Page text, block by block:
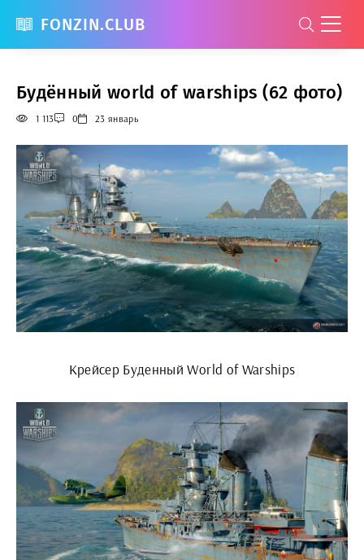
FONZIN.CLUB
Будённый world of warships (62 фото)
1 113 0 23 январь
Крейсер Буденный World of Warships